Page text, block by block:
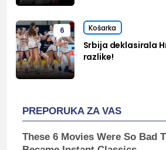
6 Košarka
Srbija deklasirala
razlike!
PREPORUKA ZA VAS
These 6 Movies Were So Bad